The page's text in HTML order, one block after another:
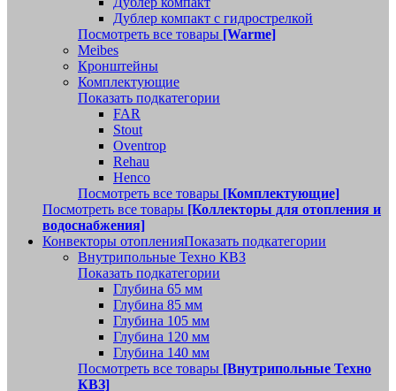
Дублер компакт с гидрострелкой
Посмотреть все товары [Warme]
Meibes
Кронштейны
Комплектующие
Показать подкатегории
FAR
Stout
Oventrop
Rehau
Henco
Посмотреть все товары [Комплектующие]
Посмотреть все товары [Коллекторы для отопления и
водоснабжения]
Конвекторы отопленияПоказать подкатегории
Внутрипольные Техно КВЗ
Показать подкатегории
Глубина 65 мм
Глубина 85 мм
Глубина 105 мм
Глубина 120 мм
Глубина 140 мм
Посмотреть все товары [Внутрипольные Техно
КВЗ]